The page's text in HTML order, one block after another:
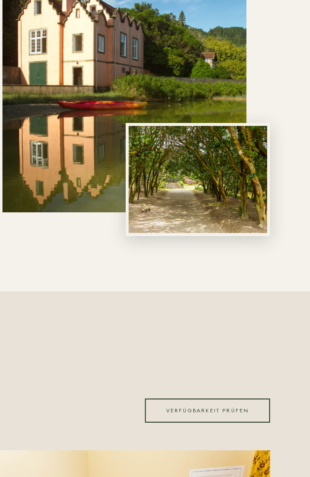
VERFÜGBARKEIT PRÜFEN